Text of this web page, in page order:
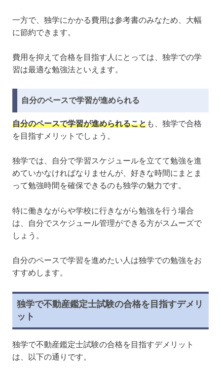
一方で、独学にかかる費用は参考書のみなため、大幅
に節約できます。
費用を抑えて合格を目指す人にとっては、独学での学
習は最適な勉強法といえます。
自分のペースで学習が進められる
自分のペースで学習が進められることも、独学で合格
を目指すメリットでしょう。
独学では、自分で学習スケジュールを立てて勉強を進
めていかなければなりませんが、好きな時間にまとま
って勉強時間を確保できるのも独学の魅力です。
特に働きながらや学校に行きながら勉強を行う場合
は、自分でスケジュール管理ができる方がスムーズで
しょう。
自分のペースで学習を進めたい人は独学での勉強をお
すすめします。
独学で不動産鑑定士試験の合格を目指すデメリ
ット
独学で不動産鑑定士試験の合格を目指すデメリット
は、以下の通りです。